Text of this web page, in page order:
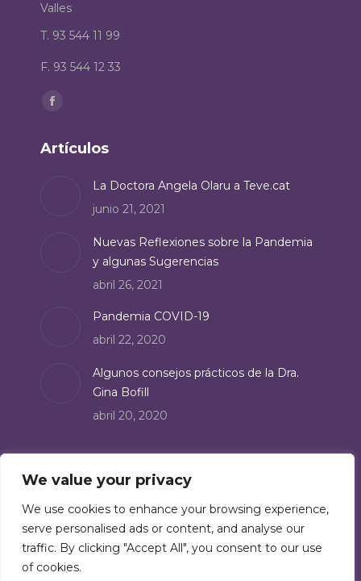
We value your privacy
We use cookies to enhance your browsing experience,
serve personalised ads or content, and analyse our
traffic. By clicking "Accept All", you consent to our use
of cookies.
Valles
T. 93 544 11 99
F. 93 544 12 33
Encuéntranos en:
opens
window
Artículos
La Doctora Angela Olaru a Teve.cat
junio 21, 2021
Nuevas Reflexiones sobre la Pandemia
y algunas Sugerencias
abril 26, 2021
Pandemia COVID-19
abril 22, 2020
Algunos consejos prácticos de la Dra.
Gina Bofill
abril 20, 2020
Suscríbete